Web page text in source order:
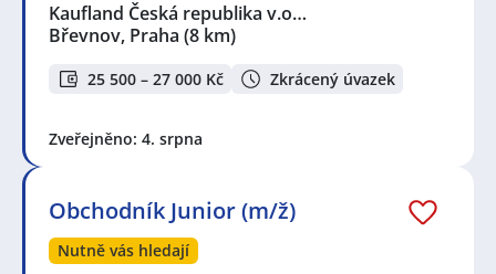
Kaufland Česká republika v.o…
Břevnov, Praha (8 km)
25 500 – 27 000 Kč Zkrácený úvazek
Zveřejněno: 4. srpna
Obchodník Junior (m/ž)
Nutně vás hledají